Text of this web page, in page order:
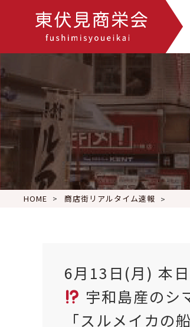
HOME 商店街リアルタイム速報
6月13日(月) 本
宇和島産のシ
「スルメイカの